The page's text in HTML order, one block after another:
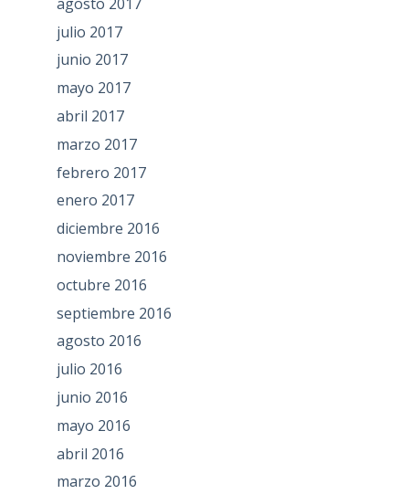
julio 2017
junio 2017
mayo 2017
abril 2017
marzo 2017
febrero 2017
enero 2017
diciembre 2016
noviembre 2016
octubre 2016
septiembre 2016
agosto 2016
julio 2016
junio 2016
mayo 2016
abril 2016
marzo 2016